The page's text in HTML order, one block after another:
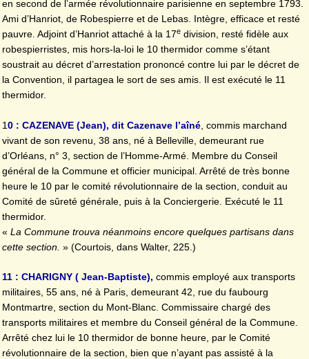
en second de l’armée révolutionnaire parisienne en septembre 1793.
Ami d’Hanriot, de Robespierre et de Lebas. Intègre, efficace et resté
pauvre. Adjoint d’Hanriot attaché à la 17e division, resté fidèle aux
robespierristes, mis hors-la-loi le 10 thermidor comme s’étant
soustrait au décret d’arrestation prononcé contre lui par le décret de
la Convention, il partagea le sort de ses amis. Il est exécuté le 11
thermidor.
10 : CAZENAVE (Jean), dit Cazenave l’aîné , commis marchand
vivant de son revenu, 38 ans, né à Belleville, demeurant rue
d’Orléans, n° 3, section de l’Homme-Armé. Membre du Conseil
général de la Commune et officier municipal. Arrêté de très bonne
heure le 10 par le comité révolutionnaire de la section, conduit au
Comité de sûreté générale, puis à la Conciergerie. Exécuté le 11
thermidor.
« La Commune trouva néanmoins encore quelques partisans dans
cette section. » (Courtois, dans Walter, 225.)
11 : CHARIGNY ( Jean-Baptiste), commis employé aux transports
militaires, 55 ans, né à Paris, demeurant 42, rue du faubourg
Montmartre, section du Mont-Blanc. Commissaire chargé des
transports militaires et membre du Conseil général de la Commune.
Arrêté chez lui le 10 thermidor de bonne heure, par le Comité
révolutionnaire de la section, bien que n’ayant pas assisté à la